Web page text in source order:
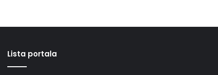
Lista portala